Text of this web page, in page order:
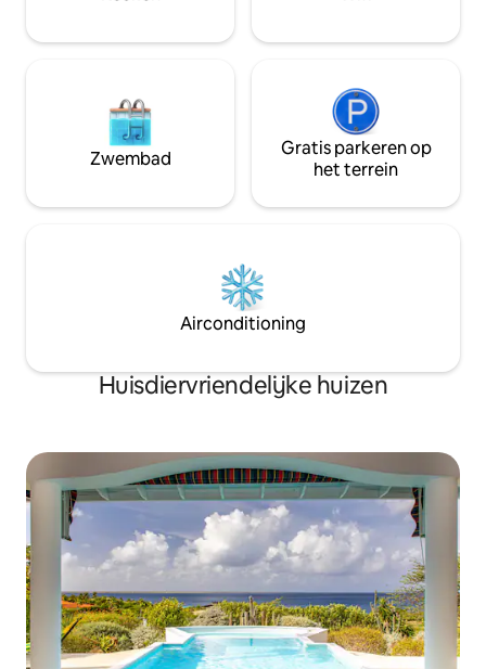
Zwembad
Gratis parkeren op
het terrein
Airconditioning
Huisdiervriendelijke huizen